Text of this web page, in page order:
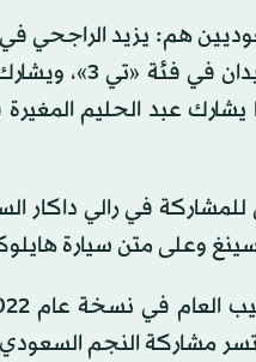
طارق الرماح في فئة «تي 5»، بينما
في رالي داكار
تسر مشاركة النجم